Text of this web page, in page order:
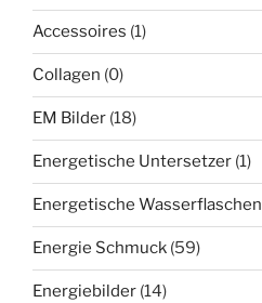
Accessoires (1)
Collagen (0)
EM Bilder (18)
Energetische Untersetzer (1)
Energetische Wasserflaschen
Energie Schmuck (59)
Energiebilder (14)